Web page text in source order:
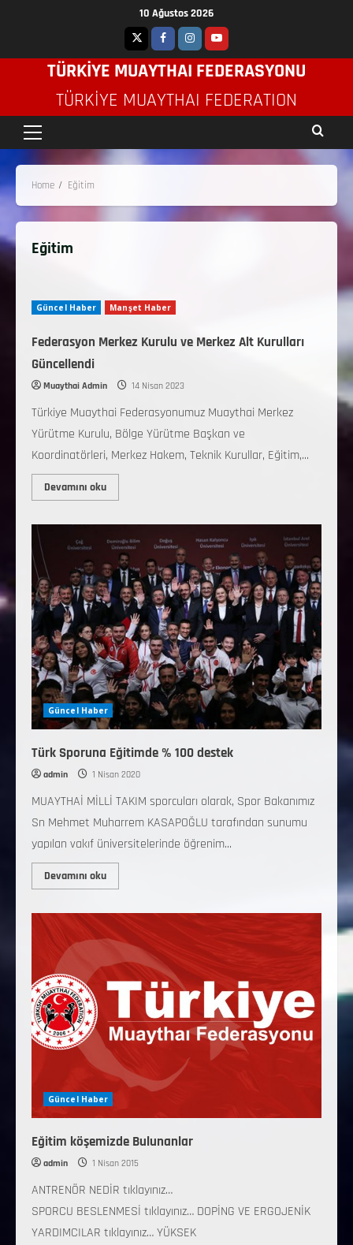
10 Ağustos 2026
TÜRKİYE MUAYTHAI FEDERASYONU
TÜRKIYE MUAYTHAI FEDERATION
Home Eğitim
Eğitim
Güncel Haber Manşet Haber
Federasyon Merkez Kurulu ve Merkez Alt Kurulları
Güncellendi
Muaythai Admin 14 Nisan 2023
Türkiye Muaythai Federasyonumuz Muaythai Merkez
Yürütme Kurulu, Bölge Yürütme Başkan ve
Koordinatörleri, Merkez Hakem, Teknik Kurullar, Eğitim,...
Devamını oku
Güncel Haber
Türk Sporuna Eğitimde % 100 destek
admin 1 Nisan 2020
MUAYTHAİ MİLLİ TAKIM sporcuları olarak, Spor Bakanımız
Sn Mehmet Muharrem KASAPOĞLU tarafından sunumu
yapılan vakıf üniversitelerinde öğrenim...
Devamını oku
Güncel Haber
Eğitim köşemizde Bulunanlar
admin 1 Nisan 2015
ANTRENÖR NEDİR tıklayınız…
SPORCU BESLENMESİ tıklayınız… DOPİNG VE ERGOJENİK
YARDIMCILAR tıklayınız… YÜKSEK